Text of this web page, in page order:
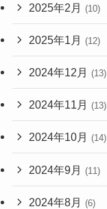
2025年2月 (10)
2025年1月 (12)
2024年12月 (13)
2024年11月 (13)
2024年10月 (14)
2024年9月 (11)
2024年8月 (6)